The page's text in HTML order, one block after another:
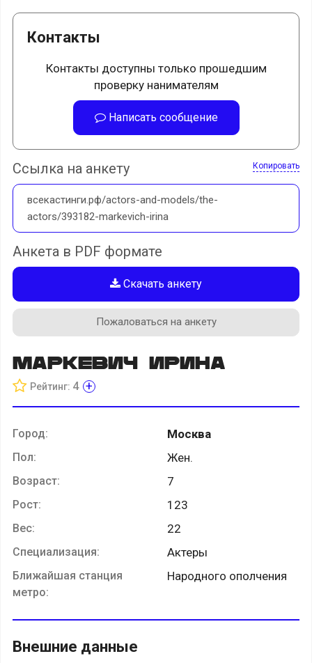
Контакты
Контакты доступны только прошедшим
проверку нанимателям
Написать сообщение
Ссылка на анкету Копировать
всекастинги.рф/actors-and-models/the-
actors/393182-markevich-irina
Анкета в PDF формате
Скачать анкету
Пожаловаться на анкету
Маркевич Ирина
Рейтинг: 4 +
Город: Москва
Пол: Жен.
Возраст: 7
Рост: 123
Вес: 22
Специализация: Актеры
Ближайшая станция
метро:
Народного ополчения
Внешние данные